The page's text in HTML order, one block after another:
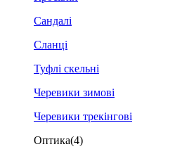
Сандалі
Сланці
Туфлі скельні
Черевики зимові
Черевики трекінгові
Оптика(4)